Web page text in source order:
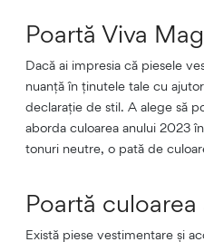
Poartă Viva
Dacă ai impresia că piesele
nuanță în ținutele tale cu
declarație de stil. A alege să
aborda culoarea anului 2023
tonuri neutre, o pată de
Poartă
Există piese vestimentare și